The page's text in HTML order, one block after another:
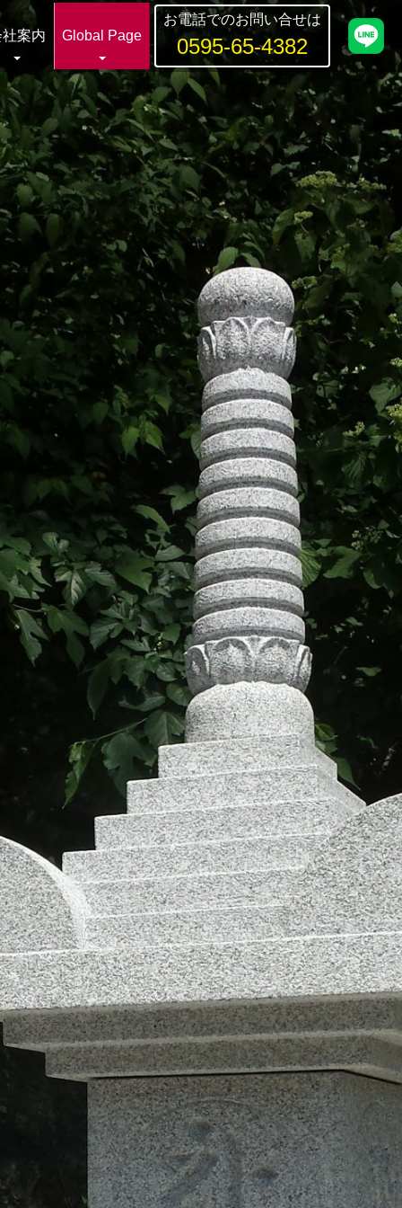
案内 Global Page
お電話でのお問い合せは
0595-65-4382